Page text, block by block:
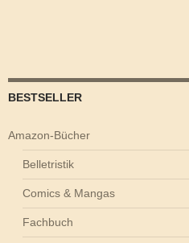
BESTSELLER
Amazon-Bücher
Belletristik
Comics & Mangas
Fachbuch